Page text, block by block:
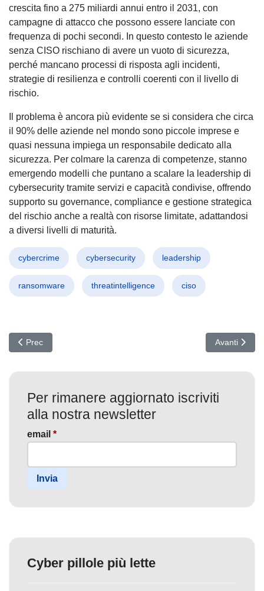
crescita fino a 275 miliardi annui entro il 2031, con
campagne di attacco che possono essere lanciate con
frequenza di pochi secondi. In questo contesto le aziende
senza CISO rischiano di avere un vuoto di sicurezza,
perché mancano processi di risposta agli incidenti,
strategie di resilienza e controlli coerenti con il livello di
rischio.
Il problema è ancora più evidente se si considera che circa
il 90% delle aziende nel mondo sono piccole imprese e
quasi nessuna impiega un responsabile dedicato alla
sicurezza. Per colmare la carenza di competenze, stanno
emergendo modelli che puntano a scalare la leadership di
cybersecurity tramite servizi e capacità condivise, offrendo
supporto su governance, compliance e gestione strategica
del rischio anche a realtà con risorse limitate, adattandosi
a diversi livelli di maturità.
cybercrime cybersecurity leadership
ransomware threatintelligence ciso
Articolo precedente: Svolta Anti-Ransomware in Germania:
Prec Articolo
Avanti
Per rimanere aggiornato iscriviti
alla nostra newsletter
email *
Invia
Cyber pillole più lette